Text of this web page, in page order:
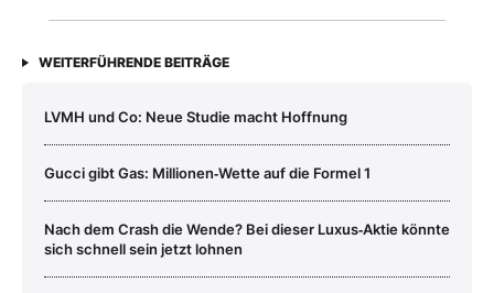
WEITERFÜHRENDE BEITRÄGE
LVMH und Co: Neue Studie macht Hoffnung
Gucci gibt Gas: Millionen‑Wette auf die Formel 1
Nach dem Crash die Wende? Bei dieser Luxus‑Aktie könnte
sich schnell sein jetzt lohnen